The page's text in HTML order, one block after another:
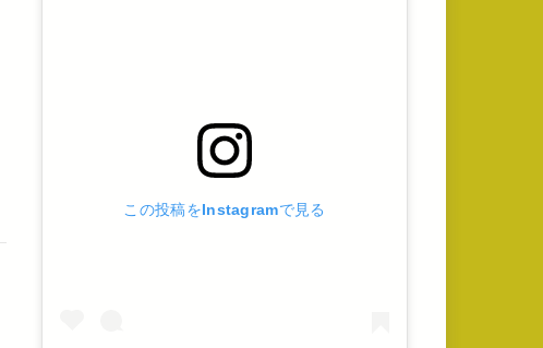
この投稿をInstagramで見る